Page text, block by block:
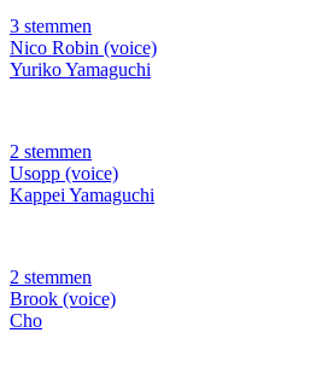
3 stemmen
Nico Robin (voice)
Yuriko Yamaguchi
2 stemmen
Usopp (voice)
Kappei Yamaguchi
2 stemmen
Brook (voice)
Cho